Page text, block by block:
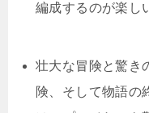
編成するのが楽し
壮大な冒険と驚き
険、そして物語の